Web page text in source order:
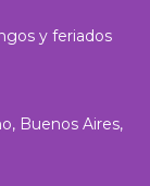
y feriados
Buenos Aires,